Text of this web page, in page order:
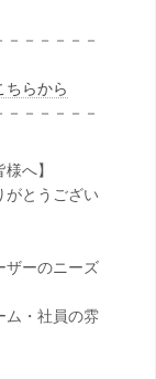
－－－－－
ちらから
－－－－－
へ】
がとうござい
ザーのニーズ
ム・社員の雰